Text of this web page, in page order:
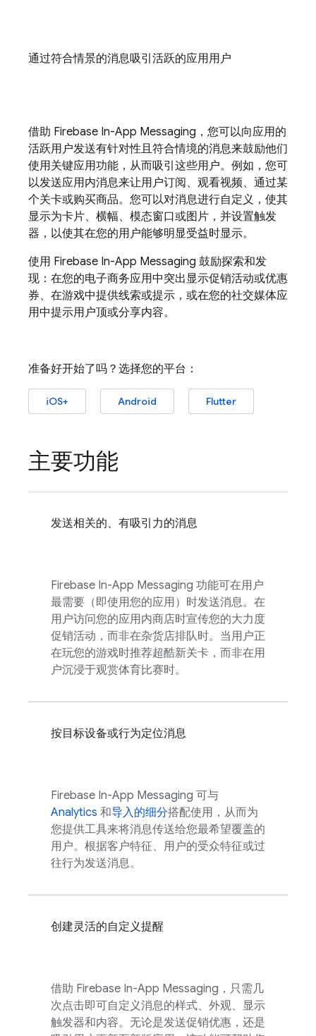
通过符合情景的消息吸引活跃的应用用户
借助 Firebase In-App Messaging ，您可以向应用的
活跃用户发送有针对性且符合情境的消息来鼓励他们
使用关键应用功能，从而吸引这些用户。例如，您可
以发送应用内消息来让用户订阅、观看视频、通过某
个关卡或购买商品。您可以对消息进行自定义，使其
显示为卡片、横幅、模态窗口或图片，并设置触发
器，以使其在您的用户能够明显受益时显示。
使用 Firebase In-App Messaging 鼓励探索和发
现：在您的电子商务应用中突出显示促销活动或优惠
券、在游戏中提供线索或提示，或在您的社交媒体应
用中提示用户顶或分享内容。
准备好开始了吗？选择您的平台：
iOS+ Android Flutter
主要功能
发送相关的、有吸引力的消息
Firebase In-App Messaging 功能可在用户
最需要（即使用您的应用）时发送消息。在
用户访问您的应用内商店时宣传您的大力度
促销活动，而非在杂货店排队时。当用户正
在玩您的游戏时推荐超酷新关卡，而非在用
户沉浸于观赏体育比赛时。
按目标设备或行为定位消息
Firebase In-App Messaging 可与
Analytics 和导入的细分搭配使用，从而为
您提供工具来将消息传送给您最希望覆盖的
用户。根据客户特征、用户的受众特征或过
往行为发送消息。
创建灵活的自定义提醒
借助 Firebase In-App Messaging ，只需几
次点击即可自定义消息的样式、外观、显示
触发器和内容。无论是发送促销优惠，还是